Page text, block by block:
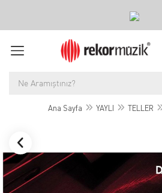
Ana Sayfa YAYLI TELLER